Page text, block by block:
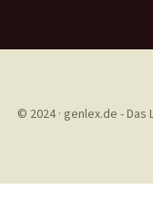
© 2024 · genlex.de -